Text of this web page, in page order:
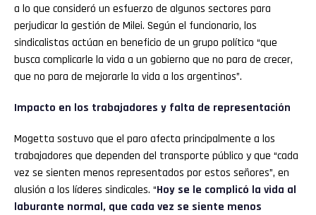
a lo que consideró un esfuerzo de algunos sectores para
perjudicar la gestión de Milei. Según el funcionario, los
sindicalistas actúan en beneficio de un grupo político “que
busca complicarle la vida a un gobierno que no para de crecer,
que no para de mejorarle la vida a los argentinos”.
Impacto en los trabajadores y falta de representación
Mogetta sostuvo que el paro afecta principalmente a los
trabajadores que dependen del transporte público y que “cada
vez se sienten menos representados por estos señores”, en
alusión a los líderes sindicales. “Hoy se le complicó la vida al
laburante normal, que cada vez se siente menos